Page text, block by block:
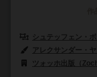
シュテッフェン・
アレクサンダー・
ツォッホ出版（